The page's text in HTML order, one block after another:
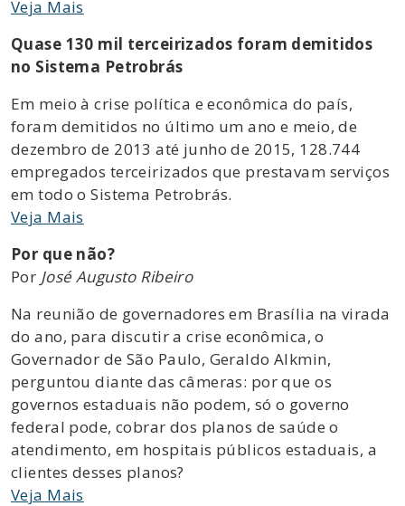
Veja Mais
Quase 130 mil terceirizados foram demitidos
no Sistema Petrobrás
Em meio à crise política e econômica do país,
foram demitidos no último um ano e meio, de
dezembro de 2013 até junho de 2015, 128.744
empregados terceirizados que prestavam serviços
em todo o Sistema Petrobrás.
Veja Mais
Por que não?
Por José Augusto Ribeiro
Na reunião de governadores em Brasília na virada
do ano, para discutir a crise econômica, o
Governador de São Paulo, Geraldo Alkmin,
perguntou diante das câmeras: por que os
governos estaduais não podem, só o governo
federal pode, cobrar dos planos de saúde o
atendimento, em hospitais públicos estaduais, a
clientes desses planos?
Veja Mais